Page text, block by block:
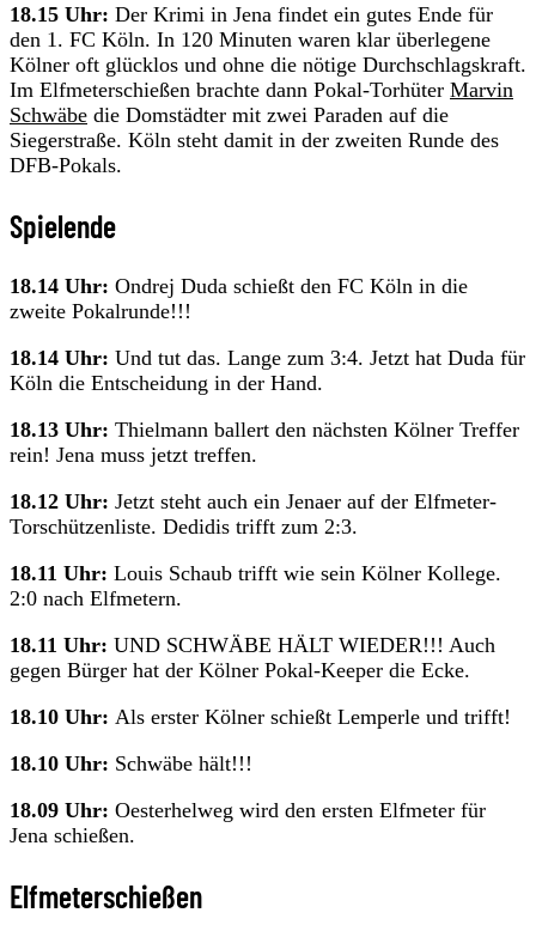
18.15 Uhr: Der Krimi in Jena findet ein gutes Ende für
den 1. FC Köln. In 120 Minuten waren klar überlegene
Kölner oft glücklos und ohne die nötige Durchschlagskraft.
Im Elfmeterschießen brachte dann Pokal-Torhüter Marvin
Schwäbe die Domstädter mit zwei Paraden auf die
Siegerstraße. Köln steht damit in der zweiten Runde des
DFB-Pokals.
Spielende
18.14 Uhr: Ondrej Duda schießt den FC Köln in die
zweite Pokalrunde!!!
18.14 Uhr: Und tut das. Lange zum 3:4. Jetzt hat Duda für
Köln die Entscheidung in der Hand.
18.13 Uhr: Thielmann ballert den nächsten Kölner Treffer
rein! Jena muss jetzt treffen.
18.12 Uhr: Jetzt steht auch ein Jenaer auf der Elfmeter-
Torschützenliste. Dedidis trifft zum 2:3.
18.11 Uhr: Louis Schaub trifft wie sein Kölner Kollege.
2:0 nach Elfmetern.
18.11 Uhr: UND SCHWÄBE HÄLT WIEDER!!! Auch
gegen Bürger hat der Kölner Pokal-Keeper die Ecke.
18.10 Uhr: Als erster Kölner schießt Lemperle und trifft!
18.10 Uhr: Schwäbe hält!!!
18.09 Uhr: Oesterhelweg wird den ersten Elfmeter für
Jena schießen.
Elfmeterschießen